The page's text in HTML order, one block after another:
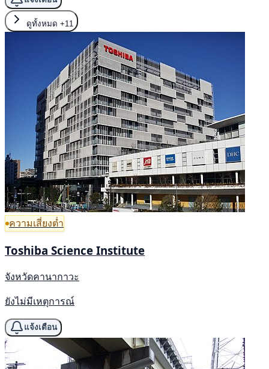
ดูทั้งหมด +11
ความเสี่ยงต่ำ
Toshiba Science Institute
จังหวัดคานากาวะ
ยังไม่มีเหตุการณ์
แจ้งเตือน